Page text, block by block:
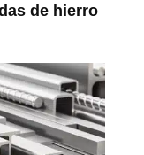
de hierro